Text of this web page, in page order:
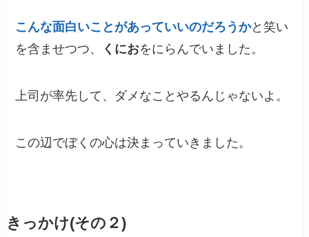
こんな面白いことがあっていいのだろうかと笑い
を含ませつつ、
くにおをにらんでいました。
上司が率先して、ダメなことやるんじゃないよ。
この辺でぼくの心は決まっていきました。
きっかけ(その２)